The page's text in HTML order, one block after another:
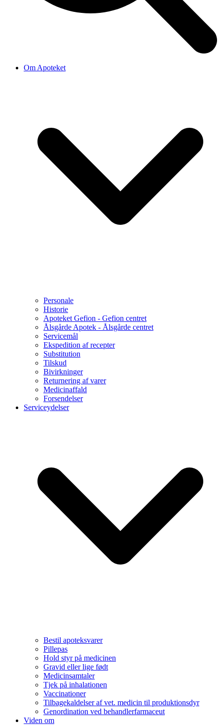
Om Apoteket
Personale
Historie
Apoteket Gefion - Gefion centret
Ålsgårde Apotek - Ålsgårde centret
Servicemål
Ekspedition af recepter
Substitution
Tilskud
Bivirkninger
Returnering af varer
Medicinaffald
Forsendelser
Serviceydelser
Bestil apoteksvarer
Pillepas
Hold styr på medicinen
Gravid eller lige født
Medicinsamtaler
Tjek på inhalationen
Vaccinationer
Tilbagekaldelser af vet. medicin til produktionsdyr
Genordination ved behandlerfarmaceut
Viden om